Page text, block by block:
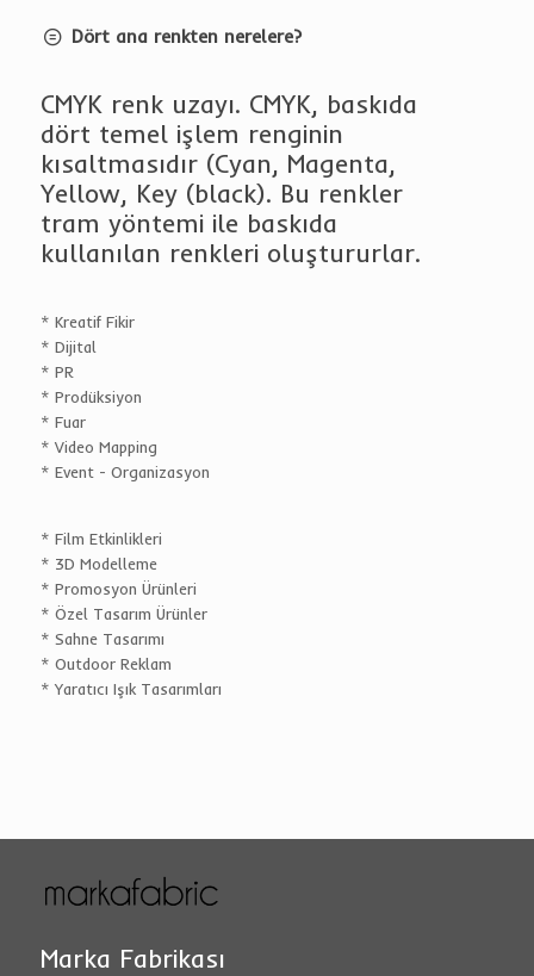
Dört ana renkten nerelere?
CMYK renk uzayı. CMYK, baskıda
dört temel işlem renginin
kısaltmasıdır (Cyan, Magenta,
Yellow, Key (black). Bu renkler
tram yöntemi ile baskıda
kullanılan renkleri oluştururlar.
* Kreatif Fikir
* Dijital
* PR
* Prodüksiyon
* Fuar
* Video Mapping
* Event - Organizasyon
* Film Etkinlikleri
* 3D Modelleme
* Promosyon Ürünleri
* Özel Tasarım Ürünler
* Sahne Tasarımı
* Outdoor Reklam
* Yaratıcı Işık Tasarımları
Marka Fabrikası